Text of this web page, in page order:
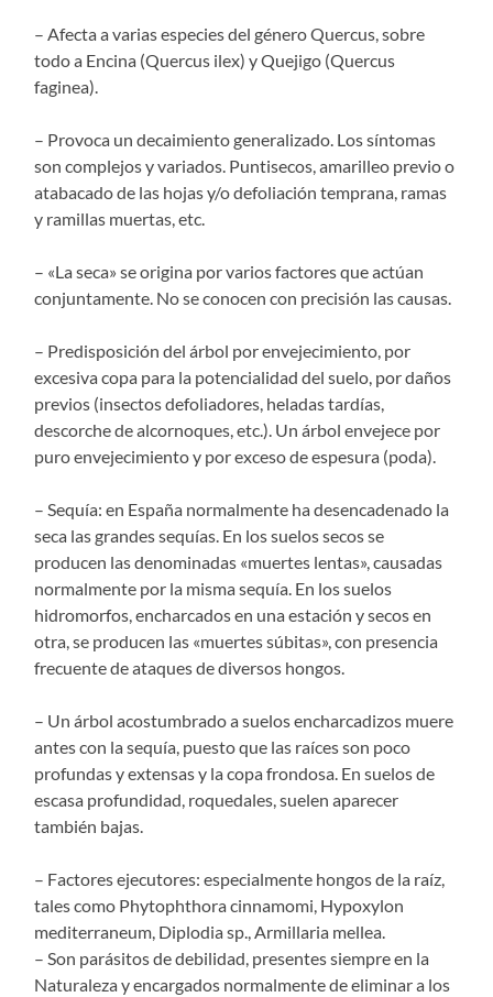
– Afecta a varias especies del género Quercus, sobre
todo a Encina (Quercus ilex) y Quejigo (Quercus
faginea).
– Provoca un decaimiento generalizado. Los síntomas
son complejos y variados. Puntisecos, amarilleo previo o
atabacado de las hojas y/o defoliación temprana, ramas
y ramillas muertas, etc.
– «La seca» se origina por varios factores que actúan
conjuntamente. No se conocen con precisión las causas.
– Predisposición del árbol por envejecimiento, por
excesiva copa para la potencialidad del suelo, por daños
previos (insectos defoliadores, heladas tardías,
descorche de alcornoques, etc.). Un árbol envejece por
puro envejecimiento y por exceso de espesura (poda).
– Sequía: en España normalmente ha desencadenado la
seca las grandes sequías. En los suelos secos se
producen las denominadas «muertes lentas», causadas
normalmente por la misma sequía. En los suelos
hidromorfos, encharcados en una estación y secos en
otra, se producen las «muertes súbitas», con presencia
frecuente de ataques de diversos hongos.
– Un árbol acostumbrado a suelos encharcadizos muere
antes con la sequía, puesto que las raíces son poco
profundas y extensas y la copa frondosa. En suelos de
escasa profundidad, roquedales, suelen aparecer
también bajas.
– Factores ejecutores: especialmente hongos de la raíz,
tales como Phytophthora cinnamomi, Hypoxylon
mediterraneum, Diplodia sp., Armillaria mellea.
– Son parásitos de debilidad, presentes siempre en la
Naturaleza y encargados normalmente de eliminar a los